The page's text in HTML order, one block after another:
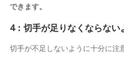
できます。
4：切手が足りなくならない
切手が不足しないように十分に注